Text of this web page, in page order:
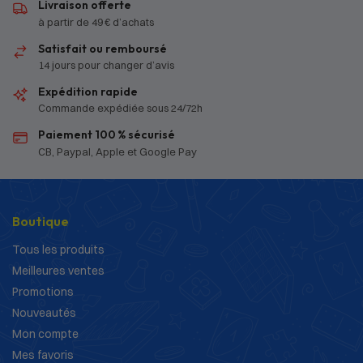
Livraison offerte
à partir de 49 € d’achats
Satisfait ou remboursé
14 jours pour changer d’avis
Expédition rapide
Commande expédiée sous 24/72h
Paiement 100 % sécurisé
CB, Paypal, Apple et Google Pay
Boutique
Tous les produits
Meilleures ventes
Promotions
Nouveautés
Mon compte
Mes favoris